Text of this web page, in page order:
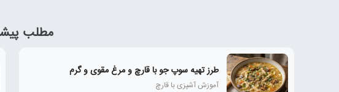
مطلب
طرز تهیه سوپ جو با قارچ و مرغ مقوی و گرم
آموزش آشپزی با قارچ